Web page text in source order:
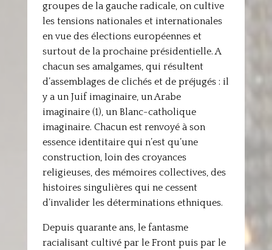
groupes de la gauche radicale, on cultive
les tensions nationales et internationales
en vue des élections européennes et
surtout de la prochaine présidentielle. A
chacun ses amalgames, qui résultent
d’assemblages de clichés et de préjugés : il
y a un Juif imaginaire, un Arabe
imaginaire (1), un Blanc-catholique
imaginaire. Chacun est renvoyé à son
essence identitaire qui n’est qu’une
construction, loin des croyances
religieuses, des mémoires collectives, des
histoires singulières qui ne cessent
d’invalider les déterminations ethniques.
Depuis quarante ans, le fantasme
racialisant cultivé par le Front puis par le